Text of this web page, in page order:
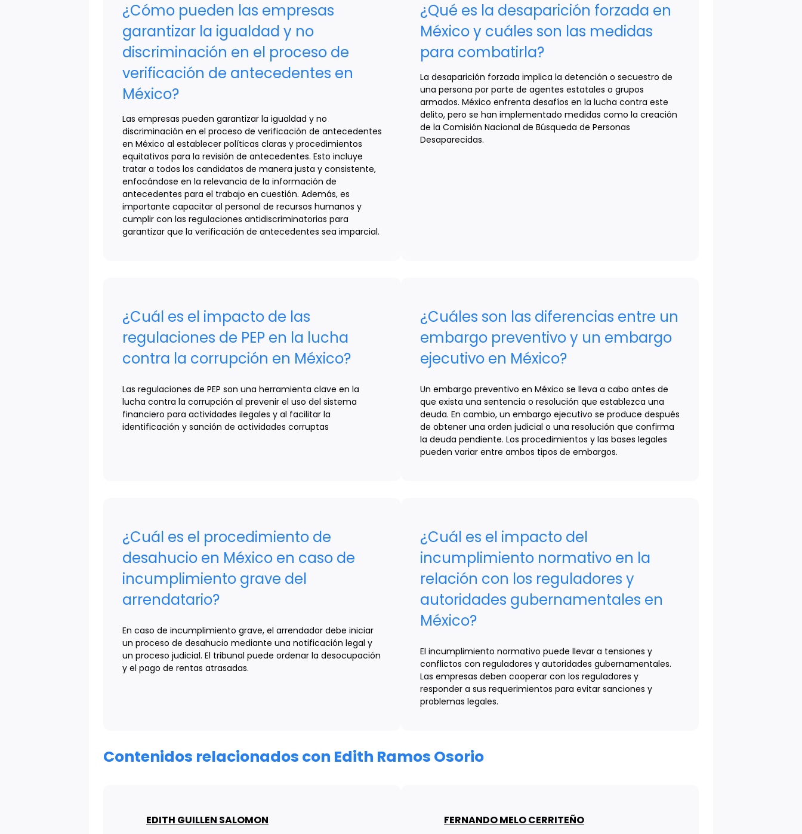
¿Cómo pueden las empresas
garantizar la igualdad y no
discriminación en el proceso de
verificación de antecedentes en
México?
Las empresas pueden garantizar la igualdad y no
discriminación en el proceso de verificación de antecedentes
en México al establecer políticas claras y procedimientos
equitativos para la revisión de antecedentes. Esto incluye
tratar a todos los candidatos de manera justa y consistente,
enfocándose en la relevancia de la información de
antecedentes para el trabajo en cuestión. Además, es
importante capacitar al personal de recursos humanos y
cumplir con las regulaciones antidiscriminatorias para
garantizar que la verificación de antecedentes sea imparcial.
¿Qué es la desaparición forzada en
México y cuáles son las medidas
para combatirla?
La desaparición forzada implica la detención o secuestro de
una persona por parte de agentes estatales o grupos
armados. México enfrenta desafíos en la lucha contra este
delito, pero se han implementado medidas como la creación
de la Comisión Nacional de Búsqueda de Personas
Desaparecidas.
¿Cuál es el impacto de las
regulaciones de PEP en la lucha
contra la corrupción en México?
Las regulaciones de PEP son una herramienta clave en la
lucha contra la corrupción al prevenir el uso del sistema
financiero para actividades ilegales y al facilitar la
identificación y sanción de actividades corruptas
¿Cuáles son las diferencias entre un
embargo preventivo y un embargo
ejecutivo en México?
Un embargo preventivo en México se lleva a cabo antes de
que exista una sentencia o resolución que establezca una
deuda. En cambio, un embargo ejecutivo se produce después
de obtener una orden judicial o una resolución que confirma
la deuda pendiente. Los procedimientos y las bases legales
pueden variar entre ambos tipos de embargos.
¿Cuál es el procedimiento de
desahucio en México en caso de
incumplimiento grave del
arrendatario?
En caso de incumplimiento grave, el arrendador debe iniciar
un proceso de desahucio mediante una notificación legal y
un proceso judicial. El tribunal puede ordenar la desocupación
y el pago de rentas atrasadas.
¿Cuál es el impacto del
incumplimiento normativo en la
relación con los reguladores y
autoridades gubernamentales en
México?
El incumplimiento normativo puede llevar a tensiones y
conflictos con reguladores y autoridades gubernamentales.
Las empresas deben cooperar con los reguladores y
responder a sus requerimientos para evitar sanciones y
problemas legales.
Contenidos relacionados con Edith Ramos Osorio
EDITH GUILLEN SALOMON FERNANDO MELO CERRITEÑO